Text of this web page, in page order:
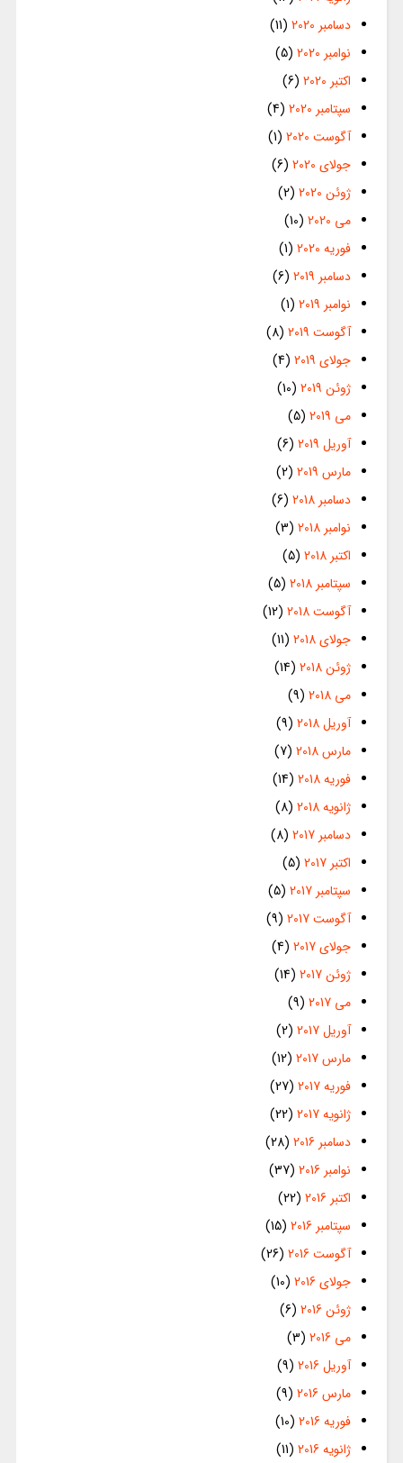
دسامبر 2020
(11)
نوامبر 2020
(5)
اکتبر 2020
(6)
سپتامبر 2020
(4)
آگوست 2020
(1)
جولای 2020
(6)
ژوئن 2020
(2)
می 2020
(10)
فوریه 2020
(1)
دسامبر 2019
(6)
نوامبر 2019
(1)
آگوست 2019
(8)
جولای 2019
(4)
ژوئن 2019
(10)
می 2019
(5)
آوریل 2019
(6)
مارس 2019
(2)
دسامبر 2018
(6)
نوامبر 2018
(3)
اکتبر 2018
(5)
سپتامبر 2018
(5)
آگوست 2018
(12)
جولای 2018
(11)
ژوئن 2018
(14)
می 2018
(9)
آوریل 2018
(9)
مارس 2018
(7)
فوریه 2018
(14)
ژانویه 2018
(8)
دسامبر 2017
(8)
اکتبر 2017
(5)
سپتامبر 2017
(5)
آگوست 2017
(9)
جولای 2017
(4)
ژوئن 2017
(14)
می 2017
(9)
آوریل 2017
(2)
مارس 2017
(12)
فوریه 2017
(27)
ژانویه 2017
(22)
دسامبر 2016
(28)
نوامبر 2016
(37)
اکتبر 2016
(22)
سپتامبر 2016
(15)
آگوست 2016
(26)
جولای 2016
(10)
ژوئن 2016
(6)
می 2016
(3)
آوریل 2016
(9)
مارس 2016
(9)
فوریه 2016
(10)
ژانویه 2016
(11)